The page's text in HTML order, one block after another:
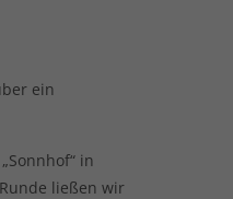
ein
in
ließen wir